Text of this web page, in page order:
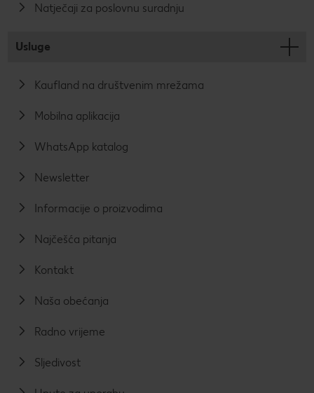
Natječaji za poslovnu suradnju
Usluge
Kaufland na društvenim mrežama
Mobilna aplikacija
WhatsApp katalog
Newsletter
Informacije o proizvodima
Najčešća pitanja
Kontakt
Naša obećanja
Radno vrijeme
Sljedivost